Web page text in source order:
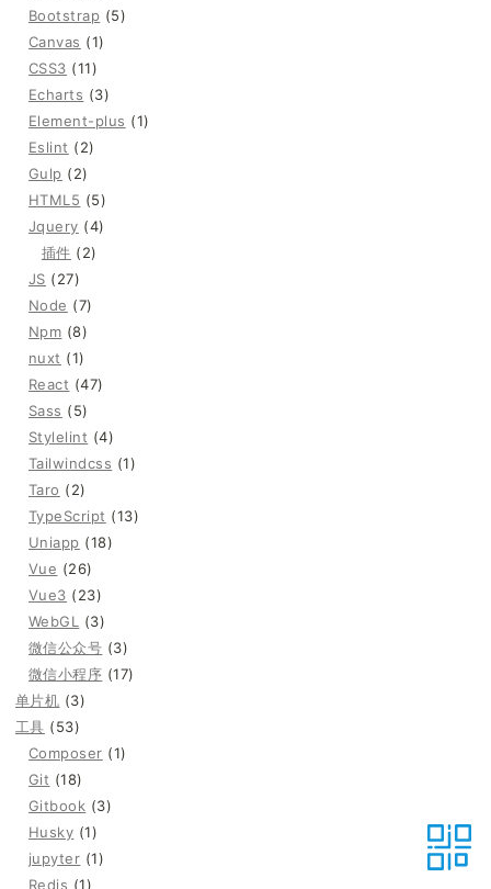
Bootstrap (5)
Canvas (1)
CSS3 (11)
Echarts (3)
Element-plus (1)
Eslint (2)
Gulp (2)
HTML5 (5)
Jquery (4)
插件 (2)
JS (27)
Node (7)
Npm (8)
nuxt (1)
React (47)
Sass (5)
Stylelint (4)
Tailwindcss (1)
Taro (2)
TypeScript (13)
Uniapp (18)
Vue (26)
Vue3 (23)
WebGL
(3)
微信公众号 (3)
微信小程序 (17)
单片机 (3)
工具 (53)
Composer (1)
Git (18)
Gitbook (3)
Husky (1)
jupyter (1)
Redis (1)